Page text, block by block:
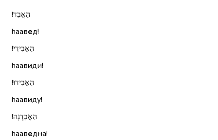
הַאֲבֵד!‏
hаавед!
הַאֲבִידִי!‏
hаавиди!
הַאֲבִידוּ!‏
hаавиду!
הַאֲבֵדְנָה!‏
hааведна!